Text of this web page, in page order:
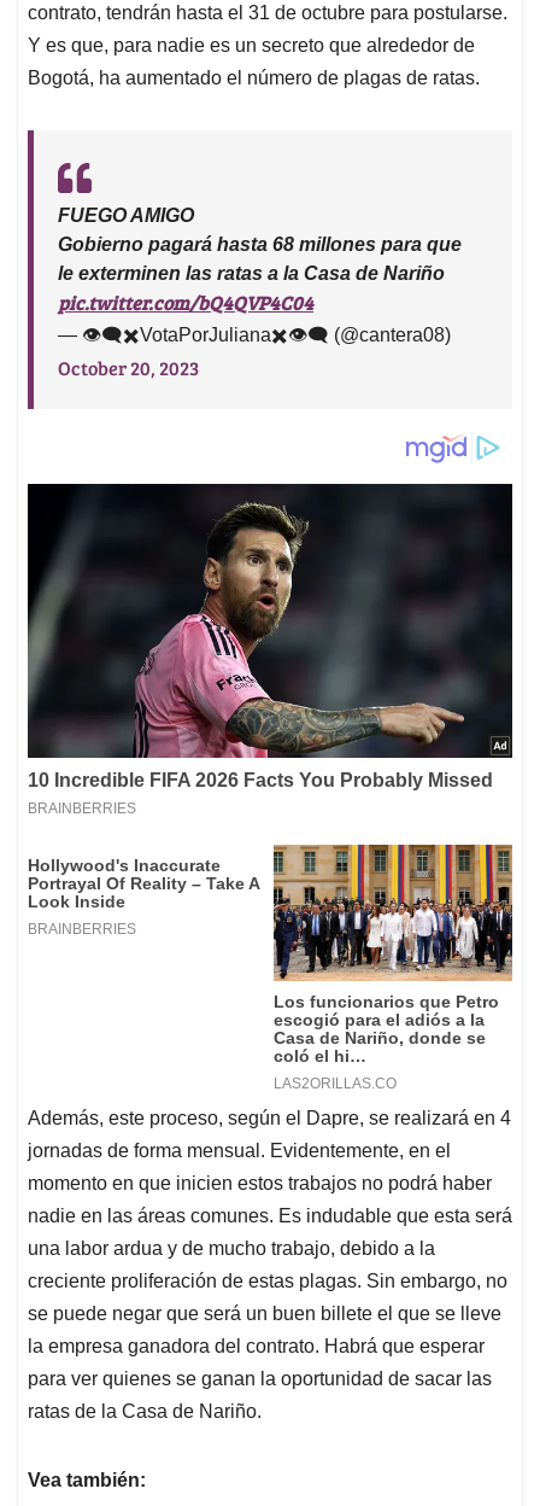
contrato, tendrán hasta el 31 de octubre para postularse.
Y es que, para nadie es un secreto que alrededor de
Bogotá, ha aumentado el número de plagas de ratas.
FUEGO AMIGO
Gobierno pagará hasta 68 millones para que
le exterminen las ratas a la Casa de Nariño
pic.twitter.com/bQ4QVP4C04
— 👁️‍🗨️✖️VotaPorJuliana✖️👁️‍🗨️ (@cantera08)
October 20, 2023
Además, este proceso, según el Dapre, se realizará en 4
jornadas de forma mensual. Evidentemente, en el
momento en que inicien estos trabajos no podrá haber
nadie en las áreas comunes. Es indudable que esta será
una labor ardua y de mucho trabajo, debido a la
creciente proliferación de estas plagas. Sin embargo, no
se puede negar que será un buen billete el que se lleve
la empresa ganadora del contrato. Habrá que esperar
para ver quienes se ganan la oportunidad de sacar las
ratas de la Casa de Nariño.
Vea también: